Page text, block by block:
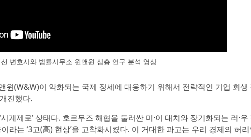
변호사와 법률사무소 윈앤윈 심층 연구 분석 영상
윈(W&W)이 악화되는 국제 정세에 대응하기 위해서 전략적인 기업 회생
진했다.
계제로’ 상태다. 호르무즈 해협을 둘러싼 미·이 대치와 장기화되는 러·우
라는 ‘3고(高) 현상’을 고착화시켰다. 이 거대한 파고는 우리 경제의 허리